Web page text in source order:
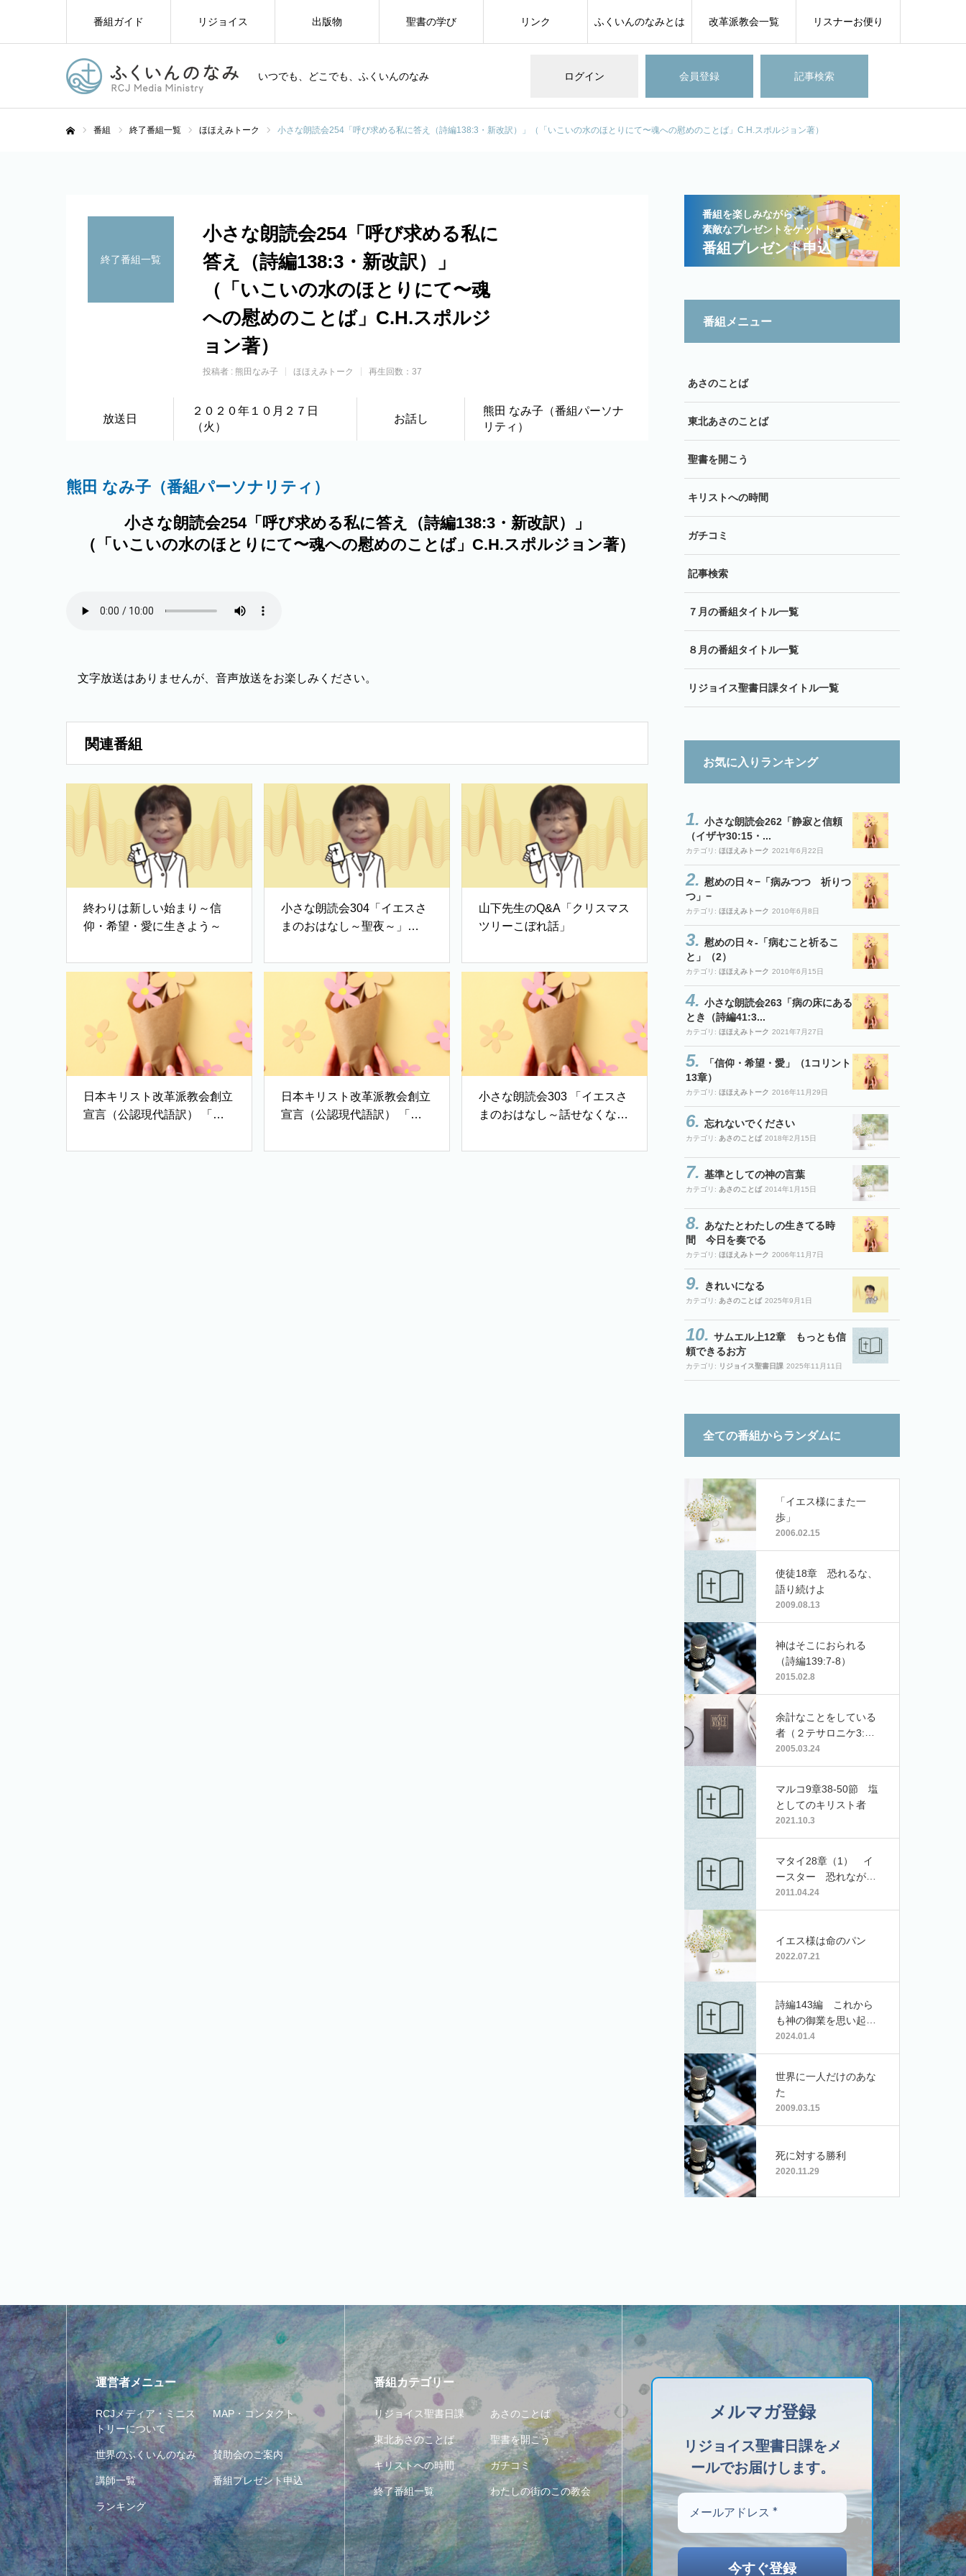
いつでも、どこでも、ふくいんのなみ ログイン 会員登録 記事検索
番組ガイド リジョイス 出版物 聖書の学び リンク ふくいんのなみとは 改革派教会一覧 リスナーお便り
番組 終了番組一覧 ほほえみトーク 小さな朗読会254「呼び求める私に答え（詩編138:3・新改訳）」（「いこいの水のほとりにて〜魂への慰めのことば」C.H.スポルジョン著）
終了番組一覧
小さな朗読会254「呼び求める私に
答え（詩編138:3・新改訳）」
（「いこいの水のほとりにて〜魂
への慰めのことば」C.H.スポルジ
ョン著）
投稿者 : 熊田なみ子 ほほえみトーク 再生回数：37
放送日
２０２０年１０月２７日
（火）
お話し
熊田 なみ子（番組パーソナ
リティ）
熊田 なみ子（番組パーソナリティ）
小さな朗読会254「呼び求める私に答え（詩編138:3・新改訳）」
（「いこいの水のほとりにて〜魂への慰めのことば」C.H.スポルジョン著）
文字放送はありませんが、音声放送をお楽しみください。
関連番組
終わりは新しい始まり～信
仰・希望・愛に生きよう～
小さな朗読会304「イエスさ
まのおはなし～聖夜～」
山下先生のQ&A「クリスマス
ツリーこぼれ話」
日本キリスト改革派教会創立
宣言（公認現代語訳） 「教
教会」「世界の希望」
日本キリスト改革派教会創立
宣言（公認現代語訳） 「序
人生観・世界観」、「主張の
小さな朗読会303 「イエスさ
まのおはなし～話せなくなっ
番組を楽しみながら、
素敵なプレゼントをゲット！
番組プレゼント申込
番組メニュー
あさのことば
東北あさのことば
聖書を開こう
キリストへの時間
ガチコミ
記事検索
７月の番組タイトル一覧
８月の番組タイトル一覧
リジョイス聖書日課タイトル一覧
お気に入りランキング
小さな朗読会262「静寂と信頼
（イザヤ30:15・...
カテゴリ: ほほえみトーク 2021年6月22日
慰めの日々−「病みつつ 祈りつ
つ」−
カテゴリ: ほほえみトーク 2010年6月8日
慰めの日々-「病むこと祈るこ
と」（2）
カテゴリ: ほほえみトーク 2010年6月15日
小さな朗読会263「病の床にある
とき（詩編41:3...
カテゴリ: ほほえみトーク 2021年7月27日
「信仰・希望・愛」（1コリント
13章）
カテゴリ: ほほえみトーク 2016年11月29日
忘れないでください
カテゴリ: あさのことば 2018年2月15日
基準としての神の言葉
カテゴリ: あさのことば 2014年1月15日
あなたとわたしの生きてる時
間 今日を奏でる
カテゴリ: ほほえみトーク 2006年11月7日
きれいになる
カテゴリ: あさのことば 2025年9月1日
サムエル上12章 もっとも信
頼できるお方
カテゴリ: リジョイス聖書日課 2025年11月11日
全ての番組からランダムに
「イエス様にまた一
歩」
2006.02.15
使徒18章 恐れるな、
語り続けよ
2009.08.13
神はそこにおられる
（詩編139:7-8）
2015.02.8
余計なことをしている
者（２テサロニケ3:10-
15）
2005.03.24
マルコ9章38-50節 塩
としてのキリスト者
2021.10.3
マタイ28章（1） イ
ースター 恐れながら
も大いに喜び
2011.04.24
イエス様は命のパン
2022.07.21
詩編143編 これから
も神の御業を思い起こ
す
2024.01.4
世界に一人だけのあな
た
2009.03.15
死に対する勝利
2020.11.29
運営者メニュー
RCJメディア・ミニス
トリーについて
MAP・コンタクト
世界のふくいんのなみ 賛助会のご案内
講師一覧 番組プレゼント申込
ランキング
番組カテゴリー
リジョイス聖書日課 あさのことば
東北あさのことば 聖書を開こう
キリストへの時間 ガチコミ
終了番組一覧 わたしの街のこの教会
メルマガ登録
リジョイス聖書日課をメ
ールでお届けします。